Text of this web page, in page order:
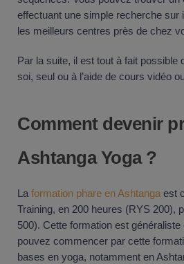
effectuant une simple recherche sur
les meilleurs centres près de chez
Par la suite, il est tout à fait possible
soi, seul ou à l’aide de cours vidéo
Comment devenir
Ashtanga Yoga ?
La formation phare en Ashtanga est
Training, en 200 heures (RYS 200),
500). Cette formation est
pouvez commencer par cette
bases en yoga, notamment en